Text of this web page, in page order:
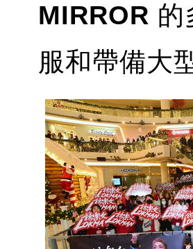
MIRROR 的
服和帶備大